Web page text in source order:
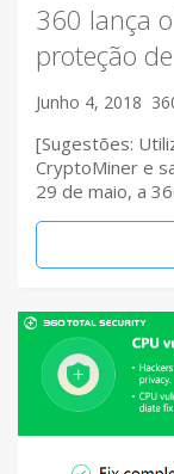
360 lança
proteção
Junho 4, 2018
[Sugestões:
CryptoMiner e
29 de maio, a